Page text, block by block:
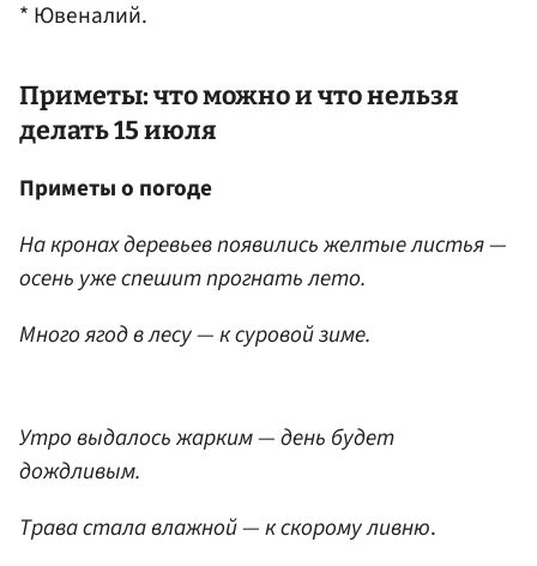
* Ювеналий.
Приметы: что можно и что нельзя
делать 15 июля
Приметы о погоде
На кронах деревьев появились желтые листья —
осень уже спешит прогнать лето.
Много ягод в лесу — к суровой зиме.
Утро выдалось жарким — день будет
дождливым.
Трава стала влажной — к скорому ливню.